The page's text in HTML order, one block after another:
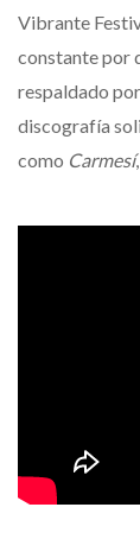
Vibrante
constante por
respaldado
discografía
como Carmesí,